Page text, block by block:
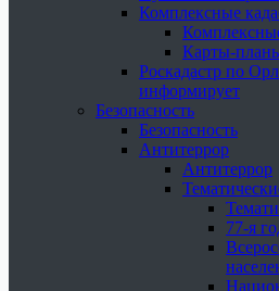
Комплексные
Карты-
Роскадастр по
информирует
Безопасность
Безопасность
Антитеррор
Антитеррор
77-я